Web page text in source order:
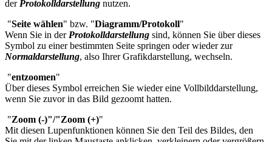
der Protokolldarstellung nutzen.
"Seite wählen" bzw. "Diagramm/Protokoll"
Wenn Sie in der Protokolldarstellung sind, können Sie über dieses
Symbol zu einer bestimmten Seite springen oder wieder zur
Normaldarstellung, also Ihrer Grafikdarstellung, wechseln.
"entzoomen"
Über dieses Symbol erreichen Sie wieder eine Vollbilddarstellung,
wenn Sie zuvor in das Bild gezoomt hatten.
"Zoom (-)"/"Zoom (+)"
Mit diesen Lupenfunktionen können Sie den Teil des Bildes, den